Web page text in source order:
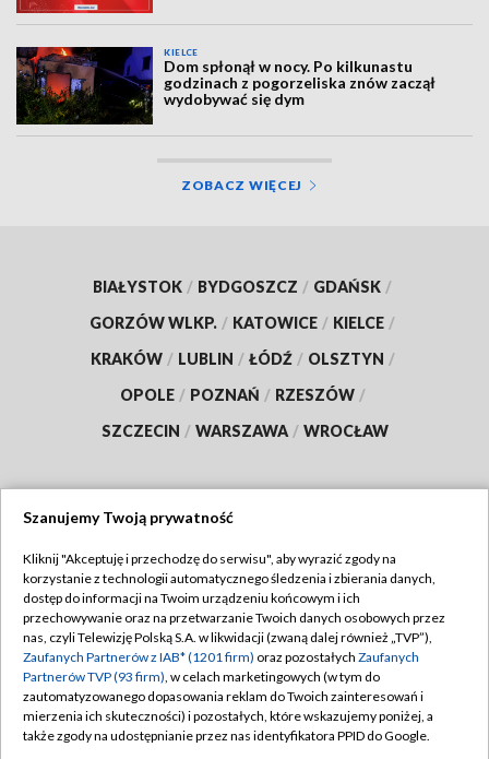
KIELCE
Dom spłonął w nocy. Po kilkunastu
godzinach z pogorzeliska znów zaczął
wydobywać się dym
ZOBACZ WIĘCEJ
BIAŁYSTOK / BYDGOSZCZ / GDAŃSK /
GORZÓW WLKP. / KATOWICE / KIELCE /
KRAKÓW / LUBLIN / ŁÓDŹ / OLSZTYN /
OPOLE / POZNAŃ / RZESZÓW /
SZCZECIN / WARSZAWA / WROCŁAW
TVP
Abonament TVP
Emisja w TVP
Centrum informacji TVP
Naziemna Telewizja Cyfrowa
Regulamin TVP
Polityka prywatności
Moje zgody
Pomoc
Szanujemy Twoją prywatność
Kliknij "Akceptuję i przechodzę do serwisu", aby wyrazić zgody na
korzystanie z technologii automatycznego śledzenia i zbierania danych,
dostęp do informacji na Twoim urządzeniu końcowym i ich
przechowywanie oraz na przetwarzanie Twoich danych osobowych przez
nas, czyli Telewizję Polską S.A. w likwidacji (zwaną dalej również „TVP”),
Zaufanych Partnerów z IAB* (1201 firm) oraz pozostałych Zaufanych
Partnerów TVP (93 firm), w celach marketingowych (w tym do
zautomatyzowanego dopasowania reklam do Twoich zainteresowań i
mierzenia ich skuteczności) i pozostałych, które wskazujemy poniżej, a
także zgody na udostępnianie przez nas identyfikatora PPID do Google.